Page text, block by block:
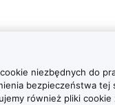
niezbędnych do
bezpieczeństwa tej
również pliki cookie